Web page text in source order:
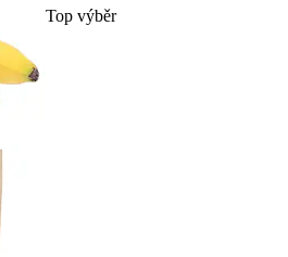
Top výběr